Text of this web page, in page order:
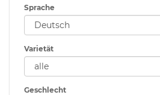
Sprache
Varietät
Geschlecht